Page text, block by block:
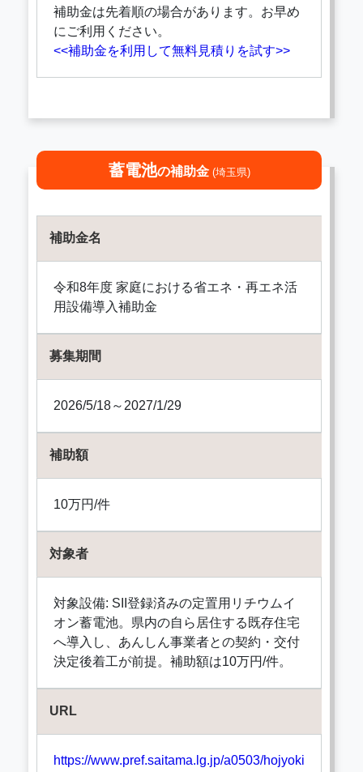
補助金は先着順の場合があります。お早め
にご利用ください。
<<補助金を利用して無料見積りを試す>>
蓄電池の補助金 (埼玉県)
補助金名
令和8年度 家庭における省エネ・再エネ活
用設備導入補助金
募集期間
2026/5/18～2027/1/29
補助額
10万円/件
対象者
対象設備: SII登録済みの定置用リチウムイ
オン蓄電池。県内の自ら居住する既存住宅
へ導入し、あんしん事業者との契約・交付
決定後着工が前提。補助額は10万円/件。
URL
https://www.pref.saitama.lg.jp/a0503/hojyoki